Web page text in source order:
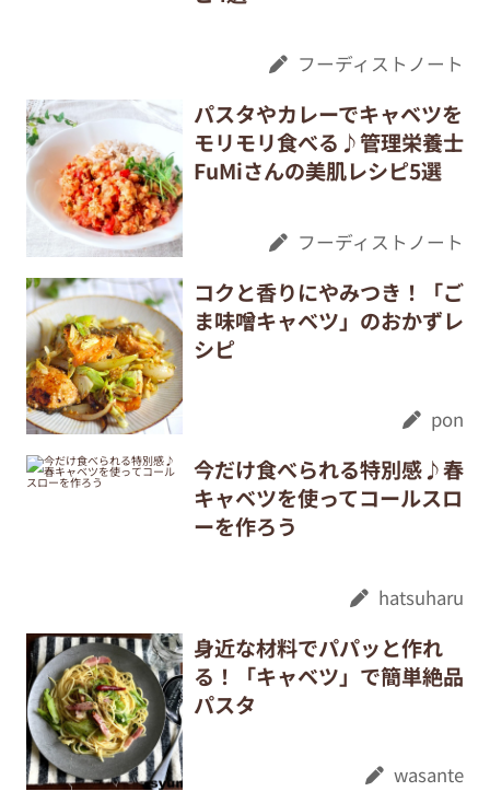
フーディストノート
パスタやカレーでキャベツを
モリモリ食べる♪管理栄養士
FuMiさんの美肌レシピ5選
フーディストノート
コクと香りにやみつき！「ご
ま味噌キャベツ」のおかずレ
シピ
pon
今だけ食べられる特別感♪春
キャベツを使ってコールスロ
ーを作ろう
hatsuharu
身近な材料でパパッと作れ
る！「キャベツ」で簡単絶品
パスタ
wasante